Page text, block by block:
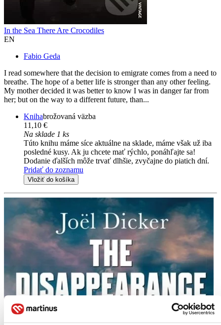
In the Sea There Are Crocodiles
EN
Fabio Geda
I read somewhere that the decision to emigrate comes from a need to
breathe. The hope of a better life is stronger than any other feeling.
My mother decided it was better to know I was in danger far from
her; but on the way to a different future, than...
Knihabrožovaná väzba
11,10 €
Na sklade 1 ks
Túto knihu máme síce aktuálne na sklade, máme však už iba
posledné kusy. Ak ju chcete mať rýchlo, ponáhľajte sa!
Dodanie ďalších môže trvať dlhšie, zvyčajne do piatich dní.
Pridať do zoznamu
Vložiť do košíka